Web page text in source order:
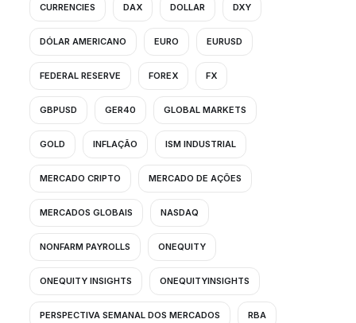
CURRENCIES DAX DOLLAR DXY
DÓLAR AMERICANO EURO EURUSD
FEDERAL RESERVE FOREX FX
GBPUSD GER40 GLOBAL MARKETS
GOLD INFLAÇÃO ISM INDUSTRIAL
MERCADO CRIPTO MERCADO DE AÇÕES
MERCADOS GLOBAIS NASDAQ
NONFARM PAYROLLS ONEQUITY
ONEQUITY INSIGHTS ONEQUITYINSIGHTS
PERSPECTIVA SEMANAL DOS MERCADOS RBA